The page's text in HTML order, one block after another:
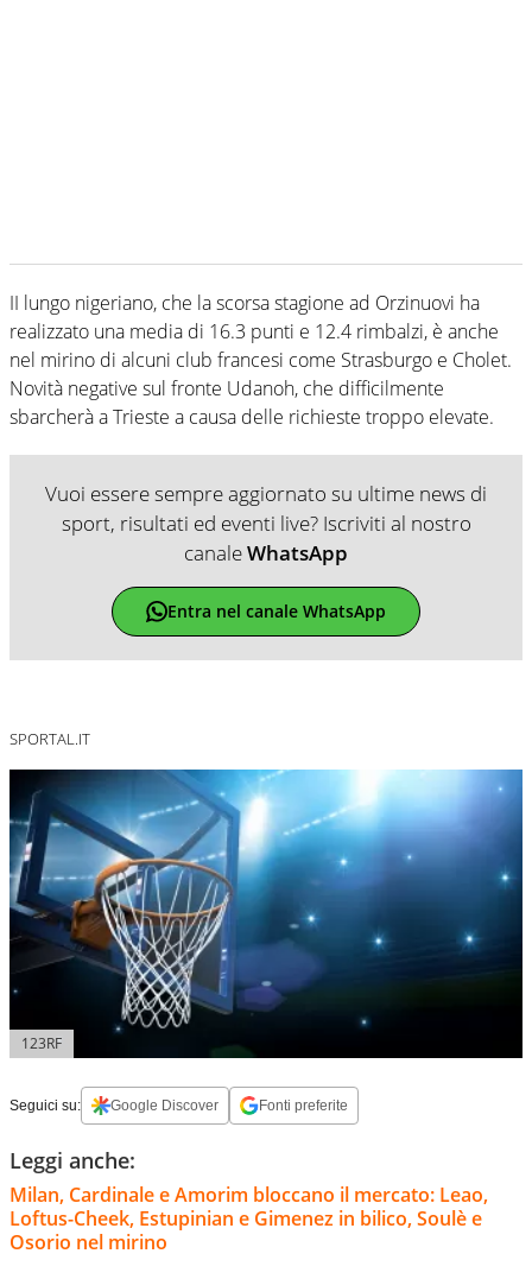
II lungo nigeriano, che la scorsa stagione ad Orzinuovi ha
realizzato una media di 16.3 punti e 12.4 rimbalzi, è anche
nel mirino di alcuni club francesi come Strasburgo e Cholet.
Novità negative sul fronte Udanoh, che difficilmente
sbarcherà a Trieste a causa delle richieste troppo elevate.
Vuoi essere sempre aggiornato su ultime news di
sport, risultati ed eventi live? Iscriviti al nostro
canaleWhatsApp
Entra nel canale WhatsApp
SPORTAL.IT
123RF
Seguici su: Google Discover Fonti preferite
Leggi anche:
Milan, Cardinale e Amorim bloccano il mercato: Leao,
Loftus-Cheek, Estupinian e Gimenez in bilico, Soulè e
Osorio nel mirino